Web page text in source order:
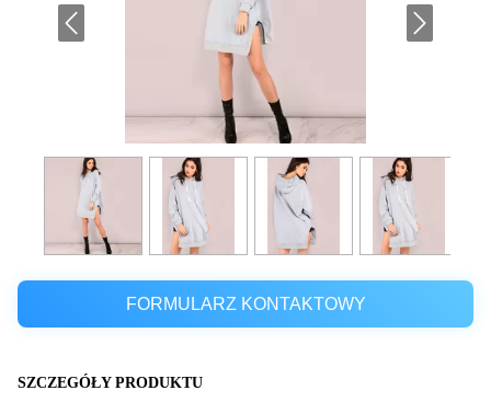
FORMULARZ KONTAKTOWY
SZCZEGÓŁY PRODUKTU